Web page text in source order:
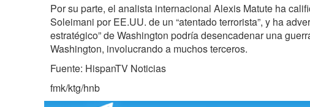
Por su parte, el analista internacional Alexis Matute ha
Soleimani por EE.UU. de un “atentado terrorista”, y ha
estratégico” de Washington podría desencadenar una
Washington, involucrando a muchos terceros.
Fuente: HispanTV Noticias
fmk/ktg/hnb